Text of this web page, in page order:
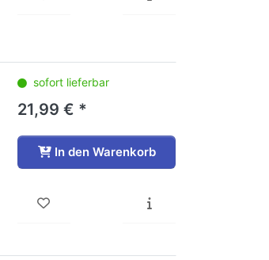
sofort lieferbar
21,99 € *
In den Warenkorb